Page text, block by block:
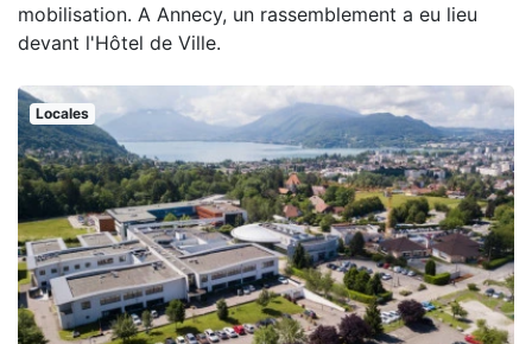
mobilisation. A Annecy, un rassemblement a eu lieu
devant l'Hôtel de Ville.
Locales